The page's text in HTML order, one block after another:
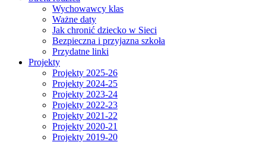
Wychowawcy klas
Ważne daty
Jak chronić dziecko w Sieci
Bezpieczna i przyjazna szkoła
Przydatne linki
Projekty
Projekty 2025-26
Projekty 2024-25
Projekty 2023-24
Projekty 2022-23
Projekty 2021-22
Projekty 2020-21
Projekty 2019-20